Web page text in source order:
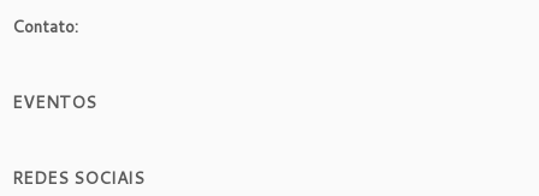
Contato:
EVENTOS
REDES SOCIAIS